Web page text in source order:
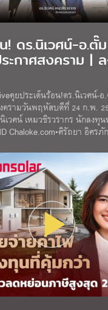
! ดร.นิเวศน์-อ.ตั๊
ะกาศสงคราม |
คุยประเด็นร้อน!ดร.นิเวศน์-
รามวันพฤหัสบดีที่ 24 ก.พ.
วศน์ เหมวชิรวรากร นักลงทุ
Chaloke.com•ศิรัถยา อิศรภั